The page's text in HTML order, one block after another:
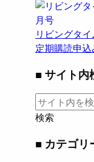
リビングタイ
定期購読申
■ サイト内
検索
■ カテゴリ